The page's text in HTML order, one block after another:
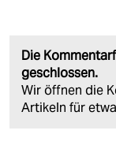
Die
geschlossen.
Wir öffnen die
Artikeln für